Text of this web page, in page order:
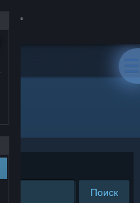
Поиск